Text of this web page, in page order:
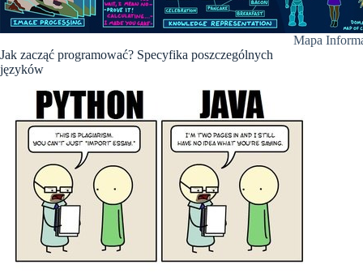
Mapa
Jak zacząć programować? Specyfika poszczególnych
języków